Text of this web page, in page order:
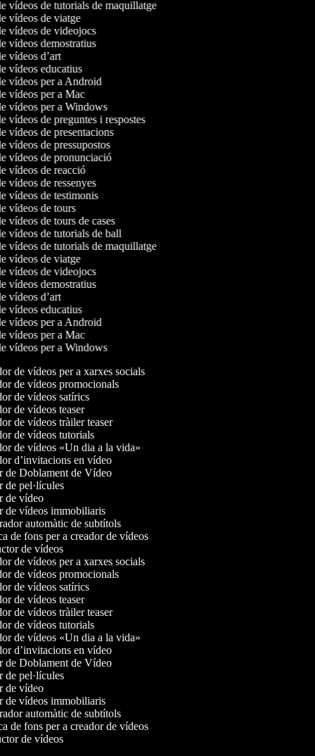
vídeos de tutorials de maquillatge
vídeos de viatge
vídeos de videojocs
vídeos demostratius
vídeos d’art
vídeos educatius
vídeos per a Android
vídeos per a Mac
vídeos per a Windows
vídeos de preguntes i respostes
vídeos de presentacions
vídeos de pressupostos
vídeos de pronunciació
vídeos de reacció
vídeos de ressenyes
vídeos de testimonis
vídeos de tours
vídeos de tours de cases
vídeos de tutorials de ball
vídeos de tutorials de maquillatge
vídeos de viatge
vídeos de videojocs
vídeos demostratius
vídeos d’art
vídeos educatius
vídeos per a Android
vídeos per a Mac
vídeos per a Windows
de vídeos per a xarxes socials
de vídeos promocionals
de vídeos satírics
de vídeos teaser
de vídeos tràiler teaser
de vídeos tutorials
de vídeos «Un dia a la vida»
d’invitacions en vídeo
Doblament de Vídeo
pel·lícules
vídeo
vídeos immobiliaris
automàtic de subtítols
de fons per a creador de vídeos
de vídeos
de vídeos per a xarxes socials
de vídeos promocionals
de vídeos satírics
de vídeos teaser
de vídeos tràiler teaser
de vídeos tutorials
de vídeos «Un dia a la vida»
d’invitacions en vídeo
Doblament de Vídeo
pel·lícules
vídeo
vídeos immobiliaris
automàtic de subtítols
de fons per a creador de vídeos
de vídeos